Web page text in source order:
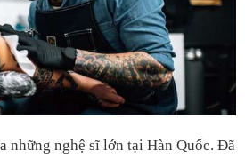
những nghệ sĩ lớn tại Hàn Quốc. Đã